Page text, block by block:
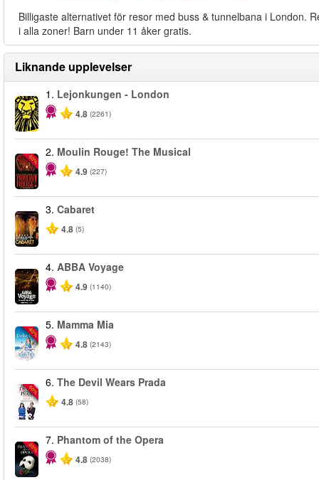
Billigaste alternativet för resor med buss & tunnelbana i London.
i alla zoner! Barn under 11 åker gratis.
Liknande upplevelser
1. Lejonkungen - London
4.8 (2261)
-50%
2. Moulin Rouge! The Musical
4.9 (227)
3. Cabaret
4.8 (5)
4. ABBA Voyage
4.9 (1140)
-40%
5. Mamma Mia
4.8 (2143)
-50%
6. The Devil Wears Prada
4.8 (58)
-20%
7. Phantom of the Opera
4.8 (2038)